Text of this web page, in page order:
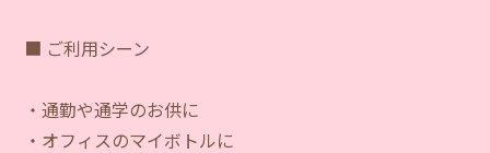
■ ご利用シーン
・通勤や通学のお供に
・オフィスのマイボトルに